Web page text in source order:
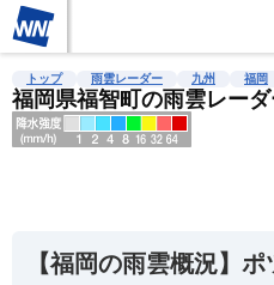
雨雲レーダー 台風情報 地震情報
トップ 雨雲レーダー 九州 福岡
福岡県福智町の雨雲レー
【福岡の雨雲概況】